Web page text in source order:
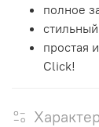
полное
простая
Click!